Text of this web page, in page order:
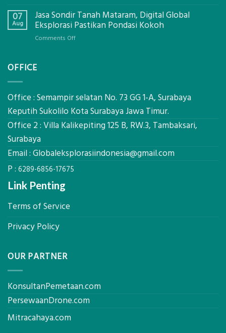
Lengkap
Dengan
Global
Menentukan
Produktivitas
07
Aug
Jasa Sondir Tanah Mataram, Digital Global
Eksplorasi Pastikan Pondasi Kokoh
Comments Offon
Global
Pastikan
Pondasi
OFFICE
Office : Semampir selatan No. 73 GG 1-A, Surabaya
Keputih Sukolilo Kota Surabaya Jawa Timur.
Office 2 : Villa Kalikepiting 125 B, RW.3, Tambaksari,
Surabaya
Email : Globaleksplorasiindonesia@gmail.com
P : 6289-6856-17675
Link Penting
Terms of Service
Privacy Policy
OUR PARTNER
KonsultanPemetaan.com
PersewaanDrone.com
Mitracahaya.com